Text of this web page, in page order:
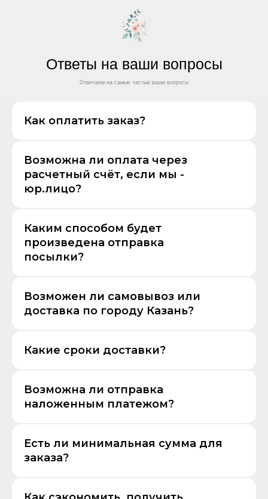
Ответы на ваши вопросы
Отвечаем на самые частые ваши вопросы
Как оплатить заказ?
Возможна ли оплата через
расчетный счёт, если мы -
юр.лицо?
Каким способом будет
произведена отправка
посылки?
Возможен ли самовывоз или
доставка по городу Казань?
Какие сроки доставки?
Возможна ли отправка
наложенным платежом?
Есть ли минимальная сумма для
заказа?